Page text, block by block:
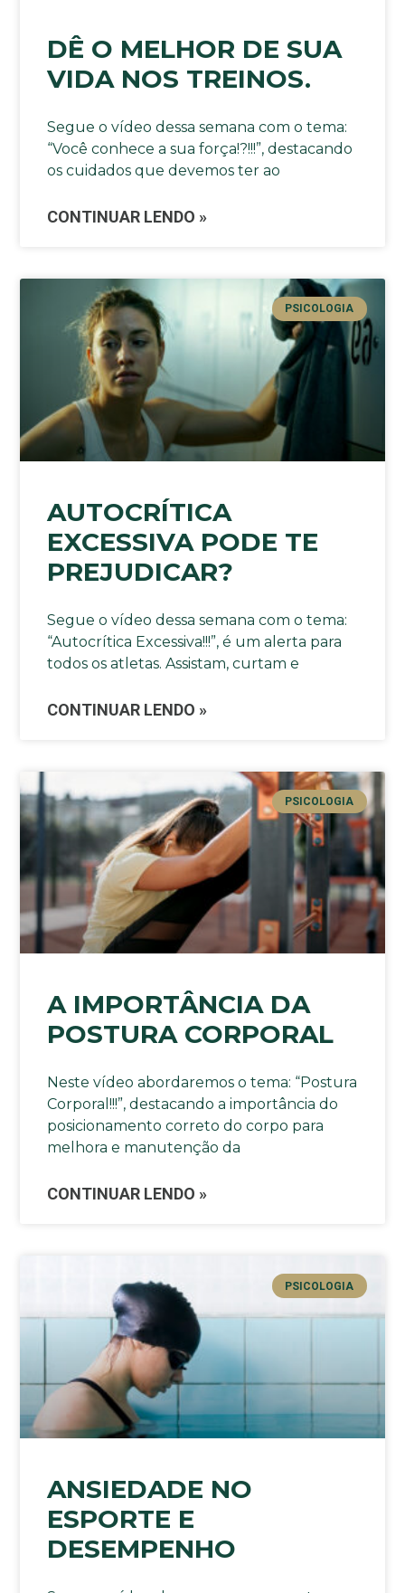
DÊ O MELHOR DE SUA
VIDA NOS TREINOS.
Segue o vídeo dessa semana com o tema:
“Você conhece a sua força!?!!!”, destacando
os cuidados que devemos ter ao
CONTINUAR LENDO »
PSICOLOGIA
AUTOCRÍTICA
EXCESSIVA PODE TE
PREJUDICAR?
Segue o vídeo dessa semana com o tema:
“Autocrítica Excessiva!!!”, é um alerta para
todos os atletas. Assistam, curtam e
CONTINUAR LENDO »
PSICOLOGIA
A IMPORTÂNCIA DA
POSTURA CORPORAL
Neste vídeo abordaremos o tema: “Postura
Corporal!!!”, destacando a importância do
posicionamento correto do corpo para
melhora e manutenção da
CONTINUAR LENDO »
PSICOLOGIA
ANSIEDADE NO
ESPORTE E
DESEMPENHO